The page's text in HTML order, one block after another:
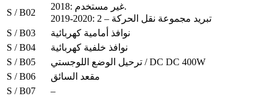
S / B02
2018: غير مستخدم.
2019-2020: تبريد مجموعة نقل الحركة – 2
S / B03
نوافذ أمامية كهربائية
S / B04
نوافذ خلفية كهربائية
S / B05
ترحيل الوضع اللوجستي / DC DC 400W
S / B06
مقعد السائق
S / B07
–